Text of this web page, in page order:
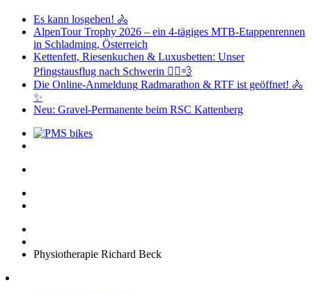
Es kann losgehen! 🚴
AlpenTour Trophy 2026 – ein 4-tägiges MTB-Etappenrennen
in Schladming, Österreich
Kettenfett, Riesenkuchen & Luxusbetten: Unser
Pfingstausflug nach Schwerin 🚴‍♂️💨
Die Online-Anmeldung Radmarathon & RTF ist geöffnet! 🚴
✨
Neu: Gravel-Permanente beim RSC Kattenberg
Physiotherapie Richard Beck